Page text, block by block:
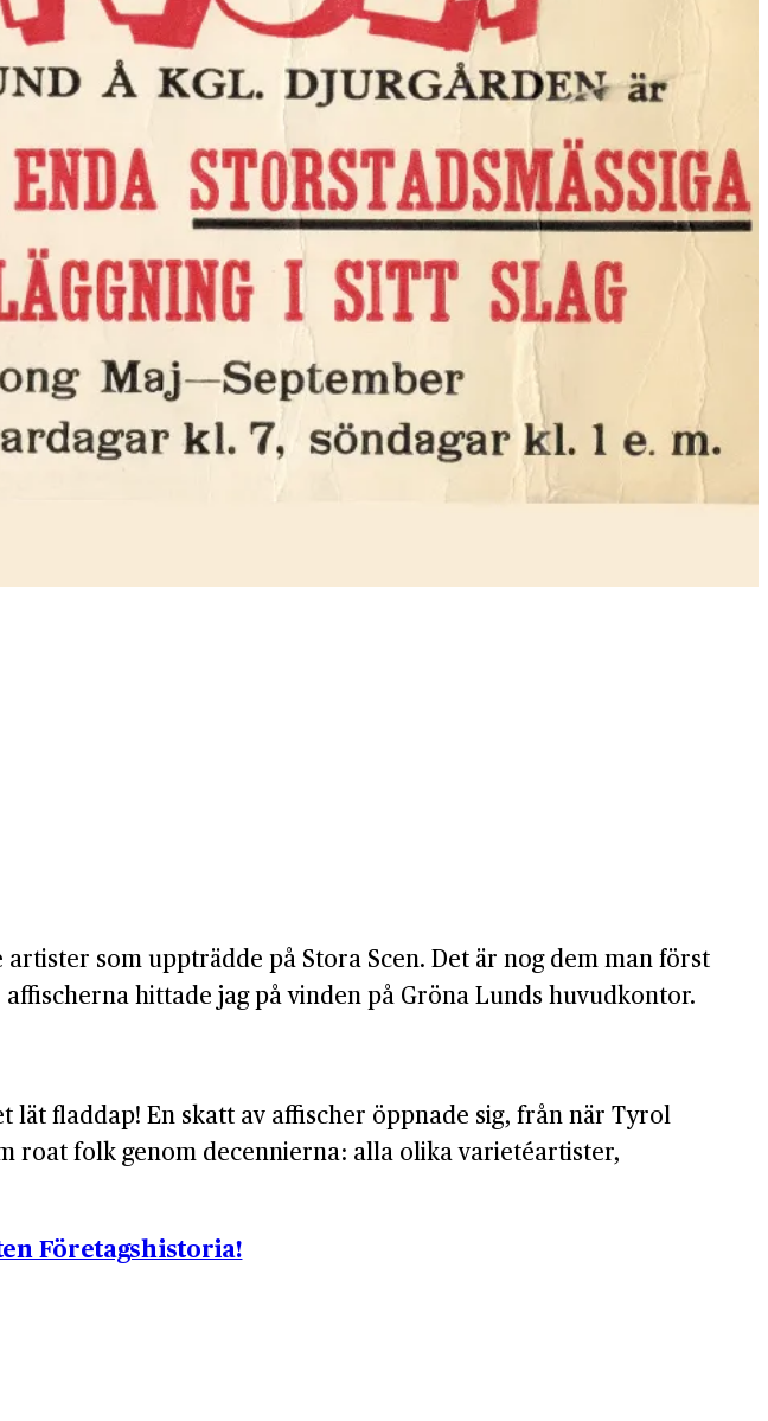
som uppträdde på Stora Scen. Det är nog dem man först
hittade jag på vinden på Gröna Lunds huvudkontor.
lät fladdap! En skatt av affischer öppnade sig, från när Tyrol
roat folk genom decennierna: alla olika varietéartister,
Företagshistoria!